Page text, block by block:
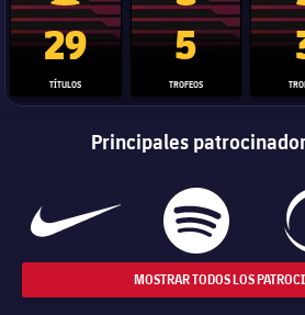
Trofeo de La Liga
29
TÍTULOS
Trofeo de la Liga
5
TROFEOS
Principales
MOSTRAR TODOS LOS